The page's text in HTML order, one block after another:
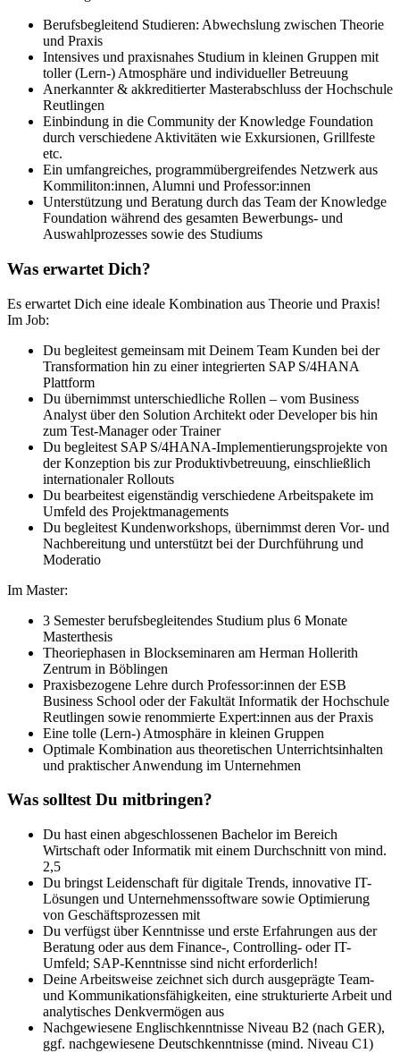
Berufsbegleitend Studieren: Abwechslung zwischen Theorie
und Praxis
Intensives und praxisnahes Studium in kleinen Gruppen mit
toller (Lern-) Atmosphäre und individueller Betreuung
Anerkannter & akkreditierter Masterabschluss der Hochschule
Reutlingen
Einbindung in die Community der Knowledge Foundation
durch verschiedene Aktivitäten wie Exkursionen, Grillfeste
etc.
Ein umfangreiches, programmübergreifendes Netzwerk aus
Kommiliton:innen, Alumni und Professor:innen
Unterstützung und Beratung durch das Team der Knowledge
Foundation während des gesamten Bewerbungs- und
Auswahlprozesses sowie des Studiums
Was erwartet Dich?
Es erwartet Dich eine ideale Kombination aus Theorie und Praxis!
Im Job:
Du begleitest gemeinsam mit Deinem Team Kunden bei der
Transformation hin zu einer integrierten SAP S/4HANA
Plattform
Du übernimmst unterschiedliche Rollen – vom Business
Analyst über den Solution Architekt oder Developer bis hin
zum Test-Manager oder Trainer
Du begleitest SAP S/4HANA-Implementierungsprojekte von
der Konzeption bis zur Produktivbetreuung, einschließlich
internationaler Rollouts
Du bearbeitest eigenständig verschiedene Arbeitspakete im
Umfeld des Projektmanagements
Du begleitest Kundenworkshops, übernimmst deren Vor- und
Nachbereitung und unterstützt bei der Durchführung und
Moderatio
Im Master:
3 Semester berufsbegleitendes Studium plus 6 Monate
Masterthesis
Theoriephasen in Blockseminaren am Herman Hollerith
Zentrum in Böblingen
Praxisbezogene Lehre durch Professor:innen der ESB
Business School oder der Fakultät Informatik der Hochschule
Reutlingen sowie renommierte Expert:innen aus der Praxis
Eine tolle (Lern-) Atmosphäre in kleinen Gruppen
Optimale Kombination aus theoretischen Unterrichtsinhalten
und praktischer Anwendung im Unternehmen
Was solltest Du mitbringen?
Du hast einen abgeschlossenen Bachelor im Bereich
Wirtschaft oder Informatik mit einem Durchschnitt von mind.
2,5
Du bringst Leidenschaft für digitale Trends, innovative IT-
Lösungen und Unternehmenssoftware sowie Optimierung
von Geschäftsprozessen mit
Du verfügst über Kenntnisse und erste Erfahrungen aus der
Beratung oder aus dem Finance-, Controlling- oder IT-
Umfeld; SAP-Kenntnisse sind nicht erforderlich!
Deine Arbeitsweise zeichnet sich durch ausgeprägte Team-
und Kommunikationsfähigkeiten, eine strukturierte Arbeit und
analytisches Denkvermögen aus
Nachgewiesene Englischkenntnisse Niveau B2 (nach GER),
ggf. nachgewiesene Deutschkenntnisse (mind. Niveau C1)